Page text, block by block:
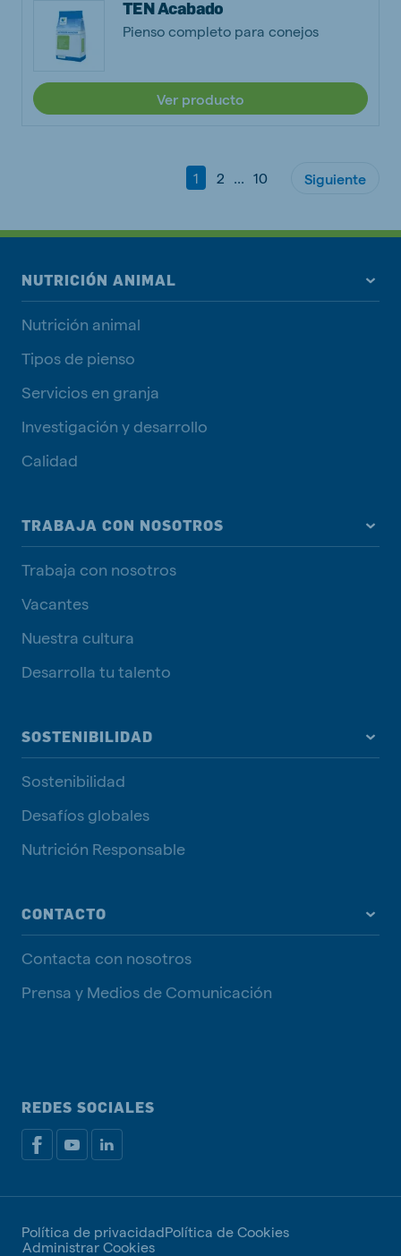
TEN Acabado
Pienso completo para conejos
Ver producto
1 2 ... 10 Siguiente
NUTRICIÓN ANIMAL
Nutrición animal
Tipos de pienso
Servicios en granja
Investigación y desarrollo
Calidad
TRABAJA CON NOSOTROS
Trabaja con nosotros
Vacantes
Nuestra cultura
Desarrolla tu talento
SOSTENIBILIDAD
Sostenibilidad
Desafíos globales
Nutrición Responsable
CONTACTO
Contacta con nosotros
Prensa y Medios de Comunicación
REDES SOCIALES
Política de privacidadPolítica de Cookies
Administrar Cookies